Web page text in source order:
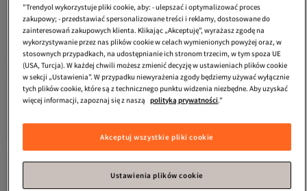
Nr 1 pod względem polubień
Karaca
Zestaw widelców, łyżek i
noży Orion Shiny Gold 30 elementów
Najniższa cena od 7 dni
Najniższa cena od 7 dni
#5 w najczęściej wyświetlanych
Karaca
Zestaw widelców, łyżek i
noży Orion Matte Gold 30 elementów
Najniższa cena od 30 dni
Najniższa cena od 30 dni
"Trendyol wykorzystuje pliki cookie, aby: - ulepszać i optymalizować proces
zakupowy; - przedstawiać spersonalizowane treści i reklamy, dostosowane do
zainteresowań zakupowych klienta. Klikając „Akceptuję”, wyrażasz zgodę na
wykorzystywanie przez nas plików cookie w celach wymienionych powyżej oraz, w
stosownych przypadkach, na udostępnianie ich stronom trzecim, w tym spoza UE
(USA, Turcja). W każdej chwili możesz zmienić decyzję w ustawieniach plików cookie
w sekcji „Ustawienia”. W przypadku niewyrażenia zgody będziemy używać wyłącznie
tych plików cookie, które są z technicznego punktu widzenia niezbędne. Aby uzyskać
więcej informacji, zapoznaj się z naszą
polityką prywatności."
Akceptuj wszystkie pliki cookie
Ustawienia plików cookie